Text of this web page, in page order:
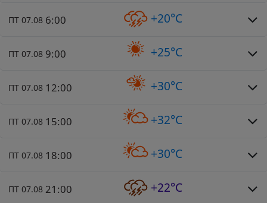
ПТ 07.08 6:00 +20°C
ПТ 07.08 9:00 +25°C
ПТ 07.08 12:00 +30°C
ПТ 07.08 15:00 +32°C
ПТ 07.08 18:00 +30°C
ПТ 07.08 21:00 +22°C